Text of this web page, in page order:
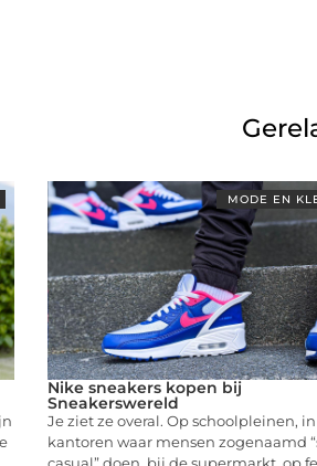
MODE EN
Nike sneakers kopen bij
Sneakerswereld
Je ziet ze overal. Op schoolpleinen, in
kantoren waar mensen zogenaamd
casual” doen, bij de supermarkt, op